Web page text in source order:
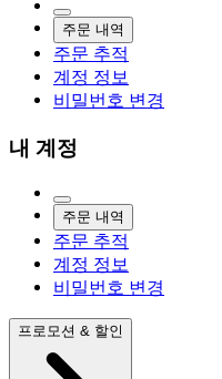
주문 내역
주문 추적
계정 정보
비밀번호 변경
내 계정
주문 내역
주문 추적
계정 정보
비밀번호 변경
프로모션 & 할인